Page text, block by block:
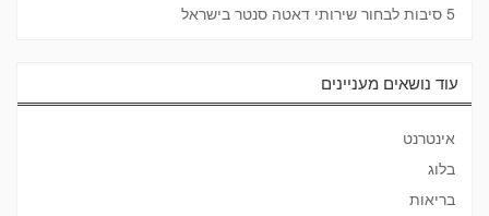
5 סיבות לבחור שירותי דאטה סנטר בישראל
עוד נושאים מעניינים
אינטרנט
בלוג
בריאות